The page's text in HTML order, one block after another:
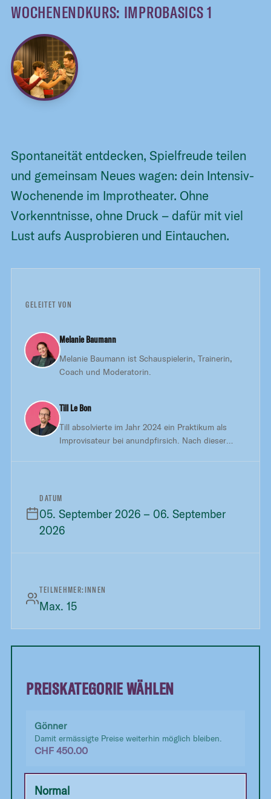
WOCHENENDKURS: IMPROBASICS 1
Spontaneität entdecken, Spielfreude teilen
und gemeinsam Neues wagen: dein Intensiv-
Wochenende im Improtheater. Ohne
Vorkenntnisse, ohne Druck – dafür mit viel
Lust aufs Ausprobieren und Eintauchen.
GELEITET VON
Melanie Baumann
Melanie Baumann ist Schauspielerin, Trainerin,
Coach und Moderatorin.
Till Le Bon
Till absolvierte im Jahr 2024 ein Praktikum als
Improvisateur bei anundpfirsich. Nach dieser
DATUM
05. September 2026 – 06. September
2026
TEILNEHMER:INNEN
Max. 15
PREISKATEGORIE WÄHLEN
Gönner
Damit ermässigte Preise weiterhin möglich bleiben.
CHF450.00
Normal